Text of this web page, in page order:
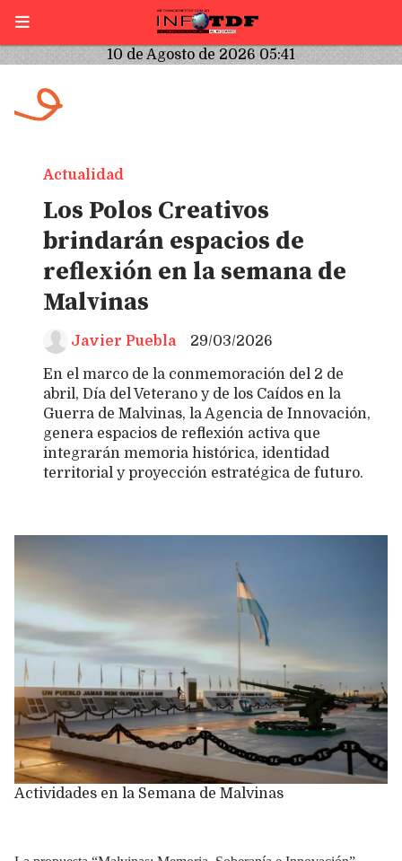
10 de Agosto de 2026 05:41
Los Polos Creativos
brindarán espacios de
reflexión en la semana de
Malvinas
En el marco de la conmemoración del 2 de
abril, Día del Veterano y de los Caídos en la
Guerra de Malvinas, la Agencia de Innovación,
genera espacios de reflexión activa que
integrarán memoria histórica, identidad
territorial y proyección estratégica de futuro.
Actualidad
29/03/2026
Javier Puebla
Actividades en la Semana de Malvinas